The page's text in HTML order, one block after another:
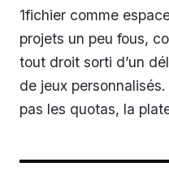
1fichier comme
projets un peu fous,
tout droit sorti d’un
de jeux
pas les quotas, la